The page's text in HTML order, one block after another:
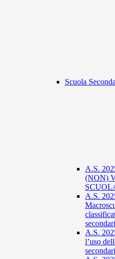
Scuola
A.S.
(NON)
A.S.
A.S.
l’uso